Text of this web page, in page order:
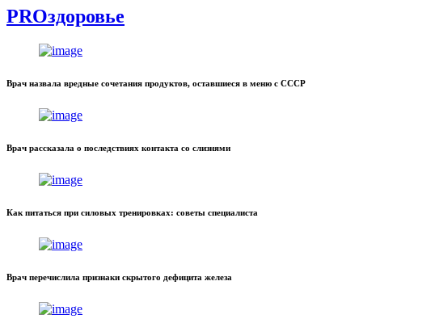
PROздоровье
Врач назвала вредные сочетания продуктов, оставшиеся в меню с СССР
Врач рассказала о последствиях контакта со слизнями
Как питаться при силовых тренировках: советы специалиста
Врач перечислила признаки скрытого дефицита железа